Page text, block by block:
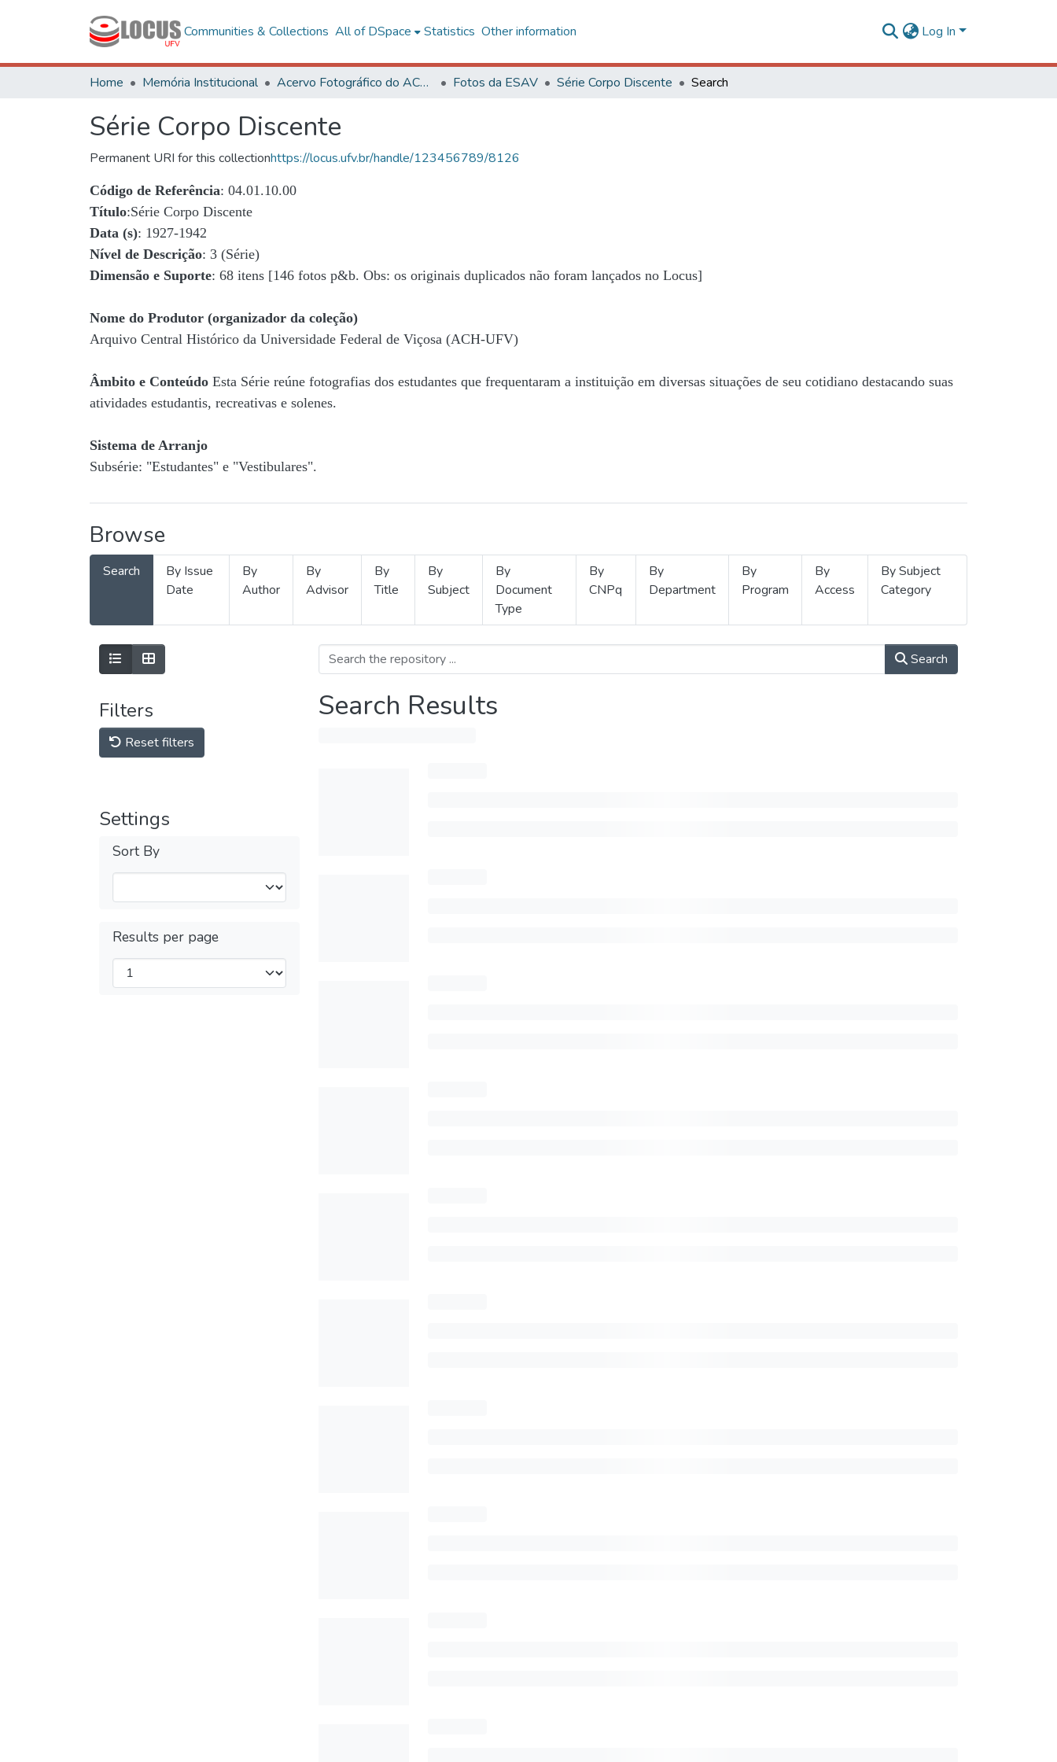
Communities & Collections All of DSpace Statistics Other information Log In
Home Memória Institucional Acervo Fotográfico do ACH-UFV Fotos da ESAV Série Corpo Discente Search
Série Corpo Discente
Permanent URI for this collectionhttps://locus.ufv.br/handle/123456789/8126
Código de Referência: 04.01.10.00
Título:Série Corpo Discente
Data (s): 1927-1942
Nível de Descrição: 3 (Série)
Dimensão e Suporte: 68 itens [146 fotos p&b. Obs: os originais duplicados não foram lançados no Locus]
Nome do Produtor (organizador da coleção)
Arquivo Central Histórico da Universidade Federal de Viçosa (ACH-UFV)
Âmbito e Conteúdo Esta Série reúne fotografias dos estudantes que frequentaram a instituição em diversas situações de seu cotidiano destacando suas
atividades estudantis, recreativas e solenes.
Sistema de Arranjo
Subsérie: "Estudantes" e "Vestibulares".
Browse
Search
By Issue
Date
By
Author
By
Advisor
By
Title
By
Subject
By
Document
Type
By
CNPq
By
Department
By
Program
By
Access
By Subject
Category
Filters
Reset filters
Settings
Sort By
Results per page
Search
Search Results